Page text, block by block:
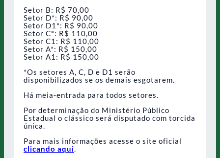
Setor B: R$ 70,00
Setor D*: R$ 90,00
Setor D1*: R$ 90,00
Setor C*: R$ 110,00
Setor C1: R$ 110,00
Setor A*: R$ 150,00
Setor A1: R$ 150,00
*Os setores A, C, D e D1 serão
disponibilizados se os demais esgotarem.
Há meia-entrada para todos setores.
Por determinação do Ministério Público
Estadual o clássico será disputado com torcida
única.
Para mais informações acesse o site oficial
clicando aqui.